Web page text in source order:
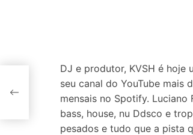
DJ e produtor, KVSH é hoje
seu canal do YouTube mais
mensais no Spotify.
bass, house, nu Ddsco e
pesados e tudo que a pista